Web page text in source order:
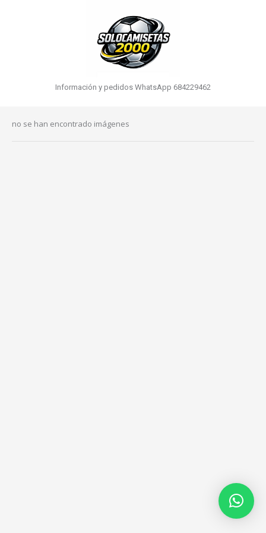
Información y pedidos WhatsApp 684229462
no se han encontrado imágenes